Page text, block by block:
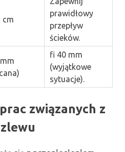
cm
prawidłowy
przepływ
ścieków.
fi 40 mm
(wyjątkowe
sytuacje).
związanych z